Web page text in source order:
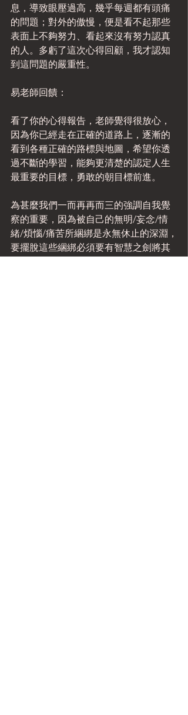
息，導致眼壓過高，幾乎每週都有頭痛
的問題；對外的傲慢，便是看不起那些
表面上不夠努力、看起來沒有努力認真
的人。多虧了這次心得回顧，我才認知
到這問題的嚴重性。
易老師回饋：
看了你的心得報告，老師覺得很放心，
因為你已經走在正確的道路上，逐漸的
看到各種正確的路標與地圖，希望你透
過不斷的學習，能夠更清楚的認定人生
最重要的目標，勇敢的朝目標前進。
為甚麼我們一而再再而三的強調自我覺
察的重要，因為被自己的無明/妄念/情
緒/煩惱/痛苦所綑綁是永無休止的深淵，
要擺脫這些綑綁必須要有智慧之劍將其